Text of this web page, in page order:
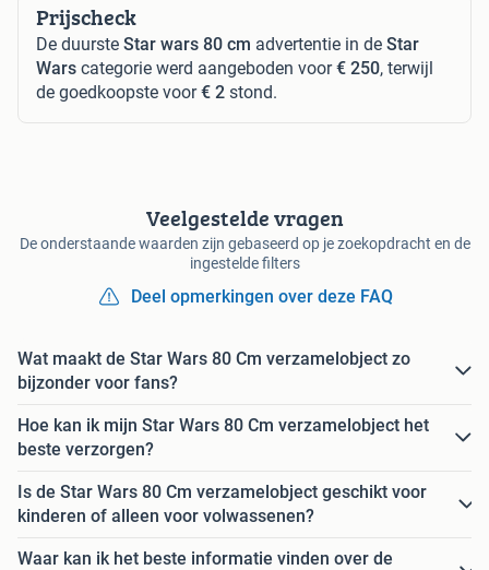
Prijscheck
De duurste Star wars 80 cm advertentie in de Star
Wars categorie werd aangeboden voor€ 250, terwijl
de goedkoopste voor€ 2 stond.
Veelgestelde vragen
De onderstaande waarden zijn gebaseerd op je zoekopdracht en de
ingestelde filters
Deel opmerkingen over deze FAQ
Wat maakt de Star Wars 80 Cm verzamelobject zo
bijzonder voor fans?
Hoe kan ik mijn Star Wars 80 Cm verzamelobject het
beste verzorgen?
Is de Star Wars 80 Cm verzamelobject geschikt voor
kinderen of alleen voor volwassenen?
Waar kan ik het beste informatie vinden over de